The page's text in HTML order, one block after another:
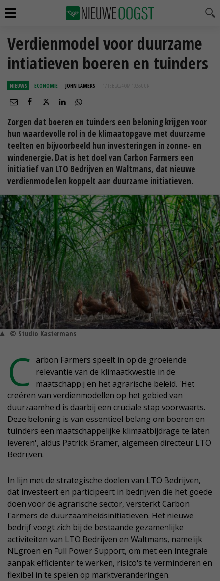
Verdienmodel voor duurzame
intiatieven boeren en tuinders
NIEUWS ECONOMIE JOHN LAMERS 17 FEB 2024 OM 10:55
Zorgen dat boeren en tuinders een beloning krijgen voor
hun waardevolle rol in de klimaatopgave met duurzame
teelten en bijvoorbeeld hun investeringen in zonne- en
windenergie. Dat is het doel van Carbon Farmers een
initiatief van LTO Bedrijven en Waltmans, dat nieuwe
verdienmodellen koppelt aan duurzame initiatieven.
© Studio Kastermans
C arbon Farmers speelt in op de groeiende
relevantie van de klimaatkwestie in de
maatschappij en het agrarische beleid. 'Het
creëren van verdienmodellen op het gebied van
duurzaamheid is daarbij een cruciale stap voorwaarts.
Deze beloning is van essentieel belang om boeren en
tuinders een maatschappelijke klimaatbijdrage te laten
leveren', aldus Patrick Bramer, algemeen directeur LTO
Bedrijven.
In lijn met de strategische doelen van LTO Bedrijven,
dat investeert en participeert in bedrijven die het goede
doen voor de agrarische sector, versterkt Carbon
Farmers de duurzaamheidsinitiatieven. Het nieuwe
bedrijf voegt zich bij de bestaande gezamenlijke
activiteiten van LTO Bedrijven en Waltmans, namelijk
NLgroen en Full Power Support, om met een integrale
aanpak efficiënter te werken, risico's te verminderen en
flexibel in te spelen op marktveranderingen.